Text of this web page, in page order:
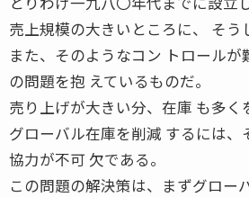
売上規模の大きいところに、 そう
また、そのようなコン トロール
の問題を抱 えているものだ。
売り上げが大きい分、在庫 も多く
グローバル在庫を削減 するには、
協力が不可 欠である。
この問題の解決策は、まずグロー